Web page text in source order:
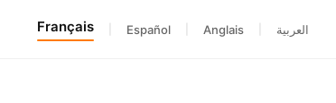
Français Español Anglais العربية